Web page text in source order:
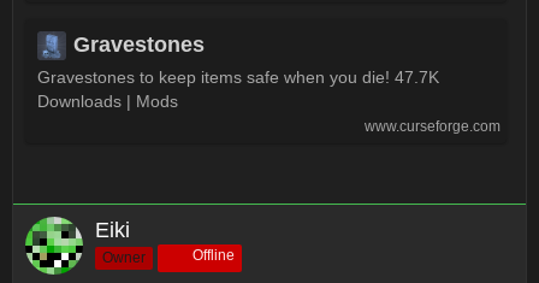
Gravestones
Gravestones to keep items safe when you die! 47.7K
Downloads | Mods
www.curseforge.com
Eiki
Owner Offline